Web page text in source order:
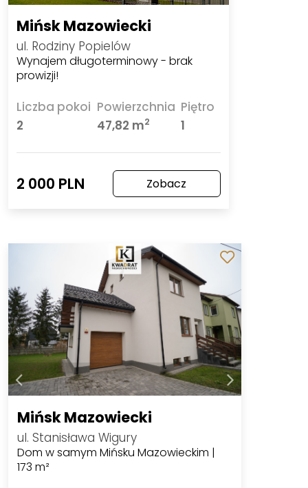
Mińsk Mazowiecki
ul. Rodziny Popielów
Wynajem długoterminowy - brak
prowizji!
Liczba pokoi
2
Powierzchnia
47,82 m2
Piętro
1
2 000 PLN Zobacz
Mińsk Mazowiecki
ul. Stanisława Wigury
Dom w samym Mińsku Mazowieckim |
173 m²